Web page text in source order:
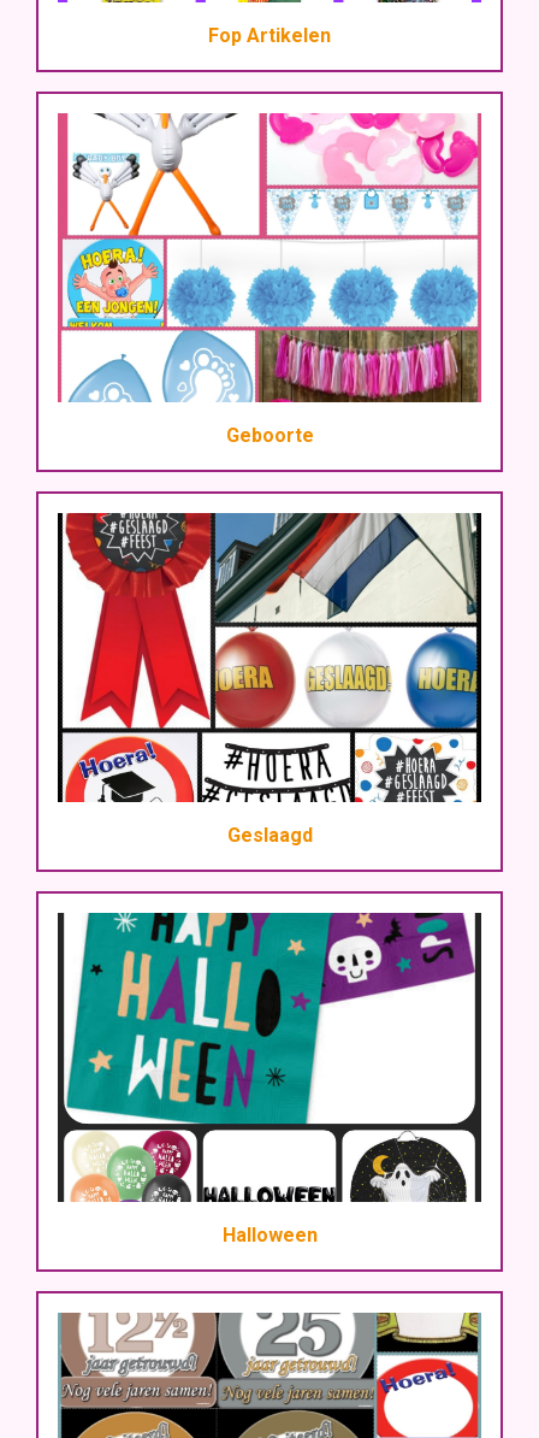
Fop Artikelen
Geboorte
Geslaagd
Halloween